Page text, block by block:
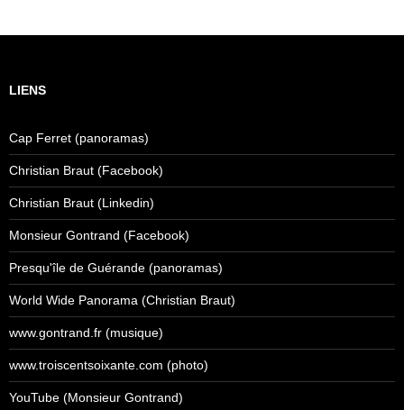
LIENS
Cap Ferret (panoramas)
Christian Braut (Facebook)
Christian Braut (Linkedin)
Monsieur Gontrand (Facebook)
Presqu'île de Guérande (panoramas)
World Wide Panorama (Christian Braut)
www.gontrand.fr (musique)
www.troiscentsoixante.com (photo)
YouTube (Monsieur Gontrand)